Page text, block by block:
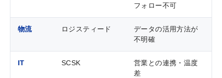
フォロー不可
物流 ロジスティード
データの活用方法が
不明確
IT SCSK
営業との連携・温度
差